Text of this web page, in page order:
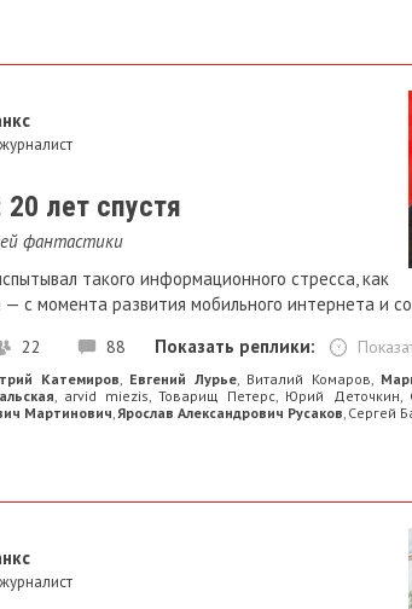
лет спустя
фантастики
такого информационного стресса, как
с момента развития мобильного интернета и
22 88 Показать реплики:
Катемиров, Евгений Лурье, Виталий Комаров,
, arvid miezis,Товарищ Петерс, Юрий Деточкин,
Мартинович,Ярослав Александрович Русаков, Сергей